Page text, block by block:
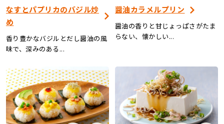
なすとパプリカのバジル炒
め
香り豊かなバジルとだし醤油の風
味で、深みのある...
醤油カラメルプリン
醤油の香りと甘じょっぱさがたま
らない、懐かしい...